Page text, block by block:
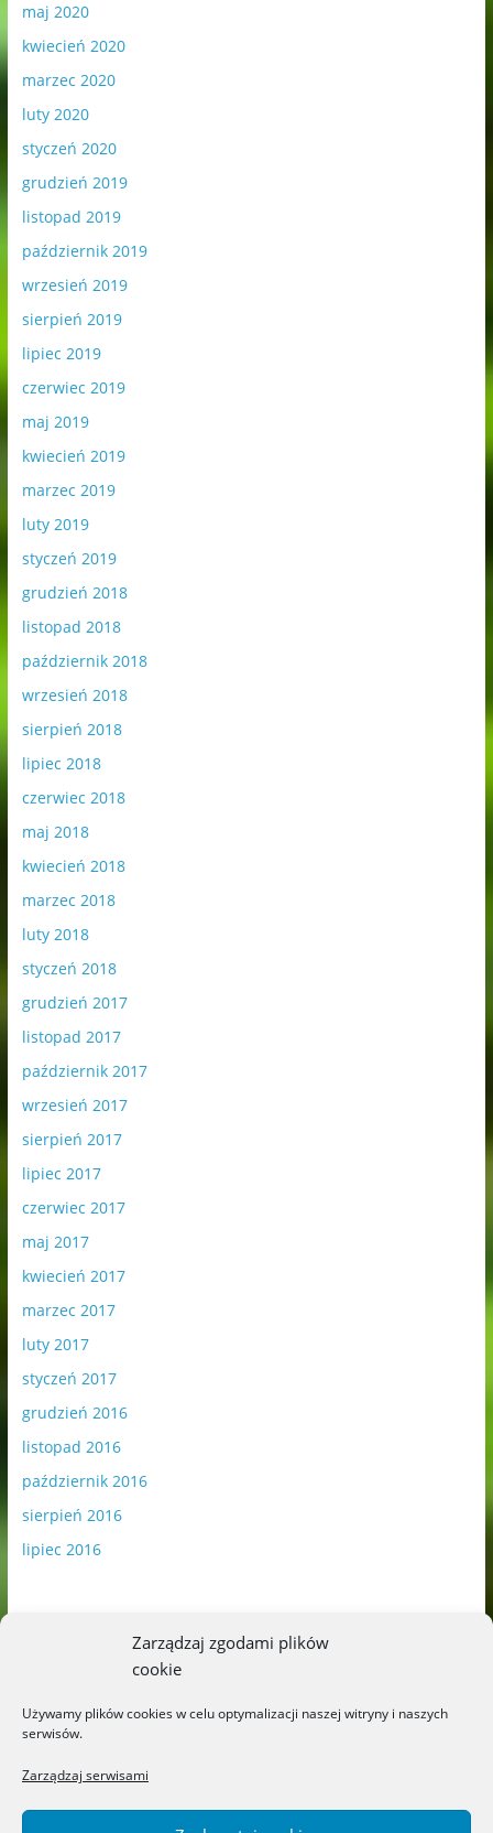
Zarządzaj zgodami plików
cookie
Używamy plików cookies w celu optymalizacji naszej witryny i naszych
serwisów.
Zarządzaj serwisami
maj 2020
kwiecień 2020
marzec 2020
luty 2020
styczeń 2020
grudzień 2019
listopad 2019
październik 2019
wrzesień 2019
sierpień 2019
lipiec 2019
czerwiec 2019
maj 2019
kwiecień 2019
marzec 2019
luty 2019
styczeń 2019
grudzień 2018
listopad 2018
październik 2018
wrzesień 2018
sierpień 2018
lipiec 2018
czerwiec 2018
maj 2018
kwiecień 2018
marzec 2018
luty 2018
styczeń 2018
grudzień 2017
listopad 2017
październik 2017
wrzesień 2017
sierpień 2017
lipiec 2017
czerwiec 2017
maj 2017
kwiecień 2017
marzec 2017
luty 2017
styczeń 2017
grudzień 2016
listopad 2016
październik 2016
sierpień 2016
lipiec 2016